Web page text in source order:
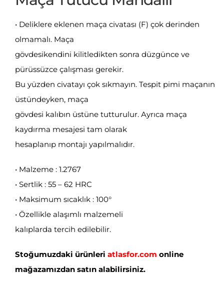
• Deliklere eklenen maça civatası (F) çok derinden
olmamalı. Maça
gövdesikendini kilitledikten sonra düzgünce ve
pürüssüzce çalışması gerekir.
Bu yüzden civatayı çok sıkmayın. Tespit pimi maçanın
üstündeyken, maça
gövdesi kalıbın üstüne tutturulur. Ayrıca maça
kaydırma mesajesi tam olarak
hesaplanıp montajı yapılmalıdır.
• Malzeme : 1.2767
• Sertlik : 55 – 62 HRC
• Maksimum sıcaklık : 100°
• Özellikle alaşımlı malzemeli
kalıplarda tercih edilebilir.
Stoğumuzdaki ürünleri atlasfor.com online
mağazamızdan satın alabilirsiniz.